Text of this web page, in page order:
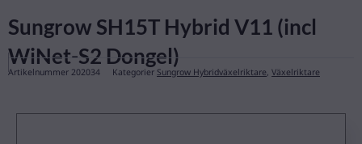
Sungrow SH15T Hybrid V11 (incl
WiNet-S2 Dongel)
Artikelnummer 202034 Kategorier Sungrow Hybridväxelriktare, Växelriktare